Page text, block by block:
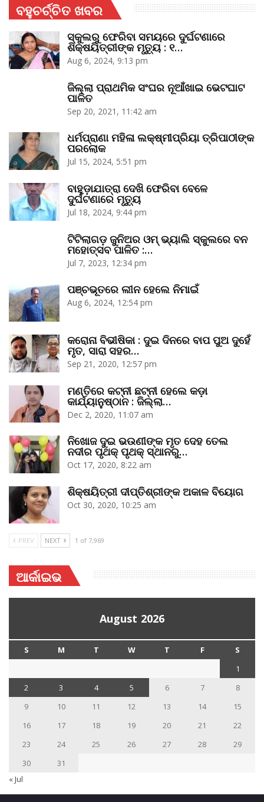
ବହୁଚର୍ଚ୍ଚିତ ଖବର
ସ୍କୁଲରୁ ଫେରିବା ସମୟରେ ଦୁର୍ଘଟଣାରେ
ଶିକ୍ଷୟିତ୍ରୀଙ୍କ ମୃତ୍ୟୁ : ୧…
Aug 6, 2024, 9:13 pm
ଜିଲ୍ଲା ପ୍ରାଥମିକ ସଂଘର ନୂଆଁଖାଇ ଭେଟଘାଟ
ପାଳିତ
Sep 20, 2021, 11:42 am
ଧର୍ମପ୍ରାଣା ମହିଳା ଲକ୍ଷ୍ମୀପ୍ରିୟା ତ୍ରିପାଠୀଙ୍କ
ପରଲୋକ
Jul 15, 2024, 5:51 pm
ବାହୁଡ଼ାଯାତ୍ରା ଦେଖି ଫେରିବା ବେଳେ
ଦୁର୍ଘଟଣାରେ ମୃତ୍ୟୁ
Jul 18, 2024, 9:44 pm
ଟିଟିଲାଗଡ଼ ଜୁନିଅର ଓମ୍‌ ଭ୍ୟାଲି ସ୍କୁଲରେ ବନ
ମହୋତ୍ସବ ପାଳିତ :…
Jul 7, 2023, 12:34 pm
ପଞ୍ଚଭୂତରେ ଲୀନ ହେଲେ ନିମାଇଁ
Aug 6, 2024, 12:54 pm
କରୋନା ବିଭୀଷିକା : ଦୁଇ ଦିନରେ ବାପ ପୁଅ ଦୁହେଁ
ମୃତ, ସାରା ସହର…
Sep 21, 2020, 12:57 pm
ମଣ୍ତିରେ କଟ୍‌ନୀ ଛଟ୍‌ନୀ ହେଲେ କଡ଼ା
କାର୍ଯ୍ୟାନୁଷ୍ଠାନ : ଜିଲ୍ଲା…
Dec 2, 2020, 11:07 am
ନିଖୋଜ ଦୁଇ ଭଉଣୀଙ୍କ ମୃତ ଦେହ ତେଲ
ନଦୀର ପୃଥକ୍‌ ପୃଥକ୍‌ ସ୍ଥାନରୁ…
Oct 17, 2020, 8:22 am
ଶିକ୍ଷୟିତ୍ରୀ ଦୀପ୍ତିଶ୍ରୀଙ୍କ ଅକାଳ ବିୟୋଗ
Oct 30, 2020, 10:25 am
PREV NEXT 1 of 7,969
ଆର୍କାଇଭ
August 2026
S M T W T F
S
1
2
3 4 5 6 7
8
9
10 11 12 13 14
15
16
17 18 19 20 21
22
23
24 25 26 27 28
29
30
31
« Jul